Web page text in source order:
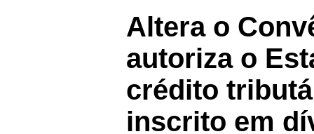
Altera o
autoriza o
crédito
inscrito em